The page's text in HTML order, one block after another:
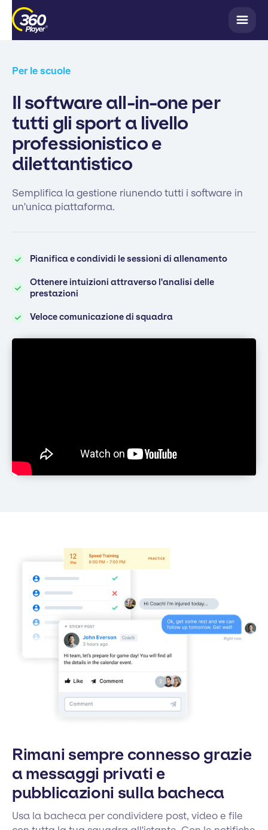
Per le scuole
Il software all-in-one per
tutti gli sport a livello
professionistico e
dilettantistico
Semplifica la gestione riunendo tutti i software in
un'unica piattaforma.
Pianifica e condividi le sessioni di allenamento
Ottenere intuizioni attraverso l'analisi delle
prestazioni
Veloce comunicazione di squadra
Rimani sempre connesso grazie
a messaggi privati e
pubblicazioni sulla bacheca
Usa la bacheca per condividere post, video e file